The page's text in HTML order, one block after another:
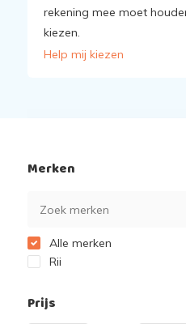
rekening mee moet
kiezen.
Help mij kiezen
Merken
Alle merken
Rii
Prijs